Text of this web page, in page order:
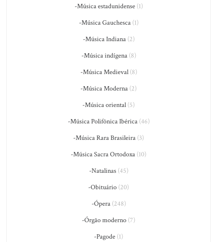
-Música estadunidense(1)
-Música Gauchesca(1)
-Música Indiana(2)
-Música indígena(8)
-Música Medieval(8)
-Música Moderna (2)
-Música oriental (5)
-Música Polifônica Ibérica(46)
-Música Rara Brasileira (3)
-Música Sacra Ortodoxa (10)
-Natalinas(45)
-Obituário (20)
-Ópera(248)
-Órgão moderno (7)
-Pagode (1)